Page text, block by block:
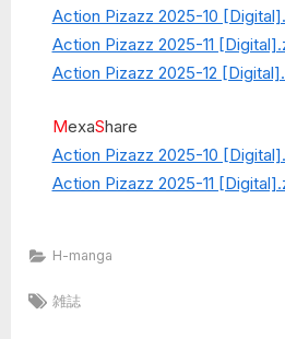
Action Pizazz 2025-10
Action Pizazz 2025-11
Action Pizazz 2025-12
MexaShare
Action Pizazz 2025-10
Action Pizazz 2025-11
H-manga
Tags:
雑誌